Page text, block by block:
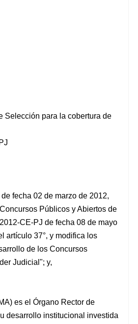
Selección para la cobertura de
fecha 02 de marzo de 2012,
Públicos y Abiertos de
CE-PJ de fecha 08 de mayo
artículo 37°, y modifica los
de los Concursos
Judicial"; y,
es el Órgano Rector de
desarrollo institucional investida